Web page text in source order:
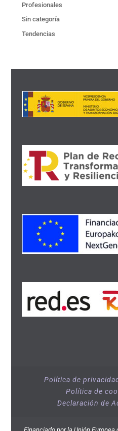
Profesionales
Sin categoría
Tendencias
Política de
Política de
Declaración de